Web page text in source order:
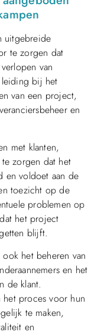
uitgebreide
te zorgen dat
van
bij het
van een project,
en
met klanten,
zorgen dat het
en voldoet aan de
toezicht op de
problemen op
het project
blijft.
ook het beheren van
en het
de klant.
het proces voor hun
te maken,
en